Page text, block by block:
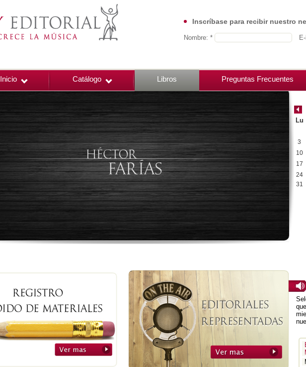
Inscríbase para recibir nuestro
Nombre: *
Inicio Catálogo Libros Preguntas Frecuentes
Lu
3
10
17
24
31